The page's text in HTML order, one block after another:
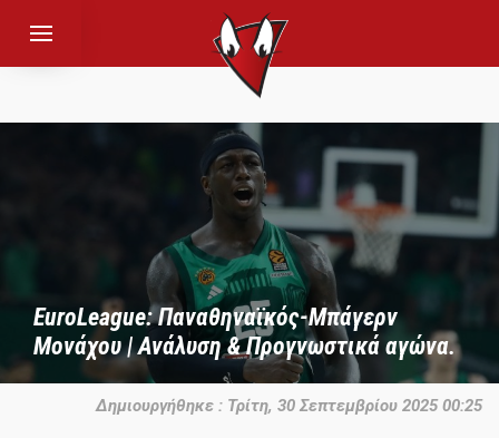
EuroLeague: Παναθηναϊκός-Μπάγερν
Μονάχου | Ανάλυση & Προγνωστικά αγώνα.
Δημιουργήθηκε : Τρίτη, 30 Σεπτεμβρίου 2025 00:25